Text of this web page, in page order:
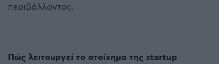
περιβάλλοντος.
Πώς λειτουργεί το στοίχημα της startup